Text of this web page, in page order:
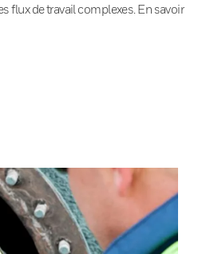
flux de travail complexes. En savoir